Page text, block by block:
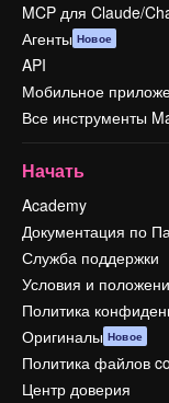
MCP для Claude/
Агенты Новое
API
Мобильное
Все инструменты
Начать
Academy
Документация по
Служба поддержки
Условия и
Политика
Оригиналы Новое
Политика файлов
Центр доверия